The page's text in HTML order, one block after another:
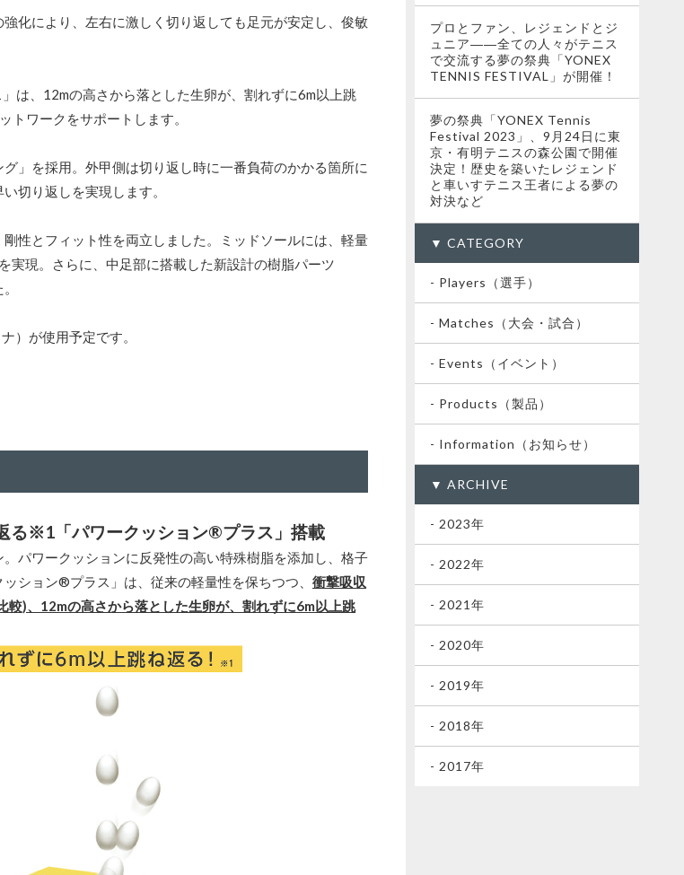
化により、左右に激しく切り返しても足元が安定し、俊敏
は、12mの高さから落とした生卵が、割れずに6m以上跳
ワークをサポートします。
」を採用。外甲側は切り返し時に一番負荷のかかる箇所に
切り返しを実現します。
性とフィット性を両立しました。ミッドソールには、軽量
現。さらに、中足部に搭載した新設計の樹脂パーツ
）が使用予定です。
る※1「パワークッション®プラス」搭載
パワークッションに反発性の高い特殊樹脂を添加し、格子
ション®プラス」は、従来の軽量性を保ちつつ、 衝撃吸収
)、12mの高さから落とした生卵が、割れずに6m以上跳
プロとファン、レジェンドとジ
ュニア――全ての人々がテニス
で交流する夢の祭典「YONEX
TENNIS FESTIVAL」が開催！
夢の祭典「YONEX Tennis
Festival 2023」、9月24日に東
京・有明テニスの森公園で開催
決定！歴史を築いたレジェンド
と車いすテニス王者による夢の
対決など
▼ CATEGORY
- Players（選手）
- Matches（大会・試合）
- Events（イベント）
- Products（製品）
- Information（お知らせ）
▼ ARCHIVE
- 2023年
- 2022年
- 2021年
- 2020年
- 2019年
- 2018年
- 2017年